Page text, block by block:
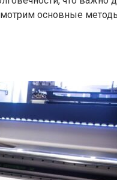
основные